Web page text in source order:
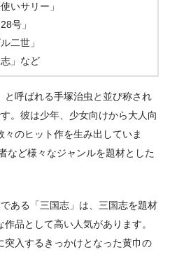
使いサリー」
号」
二世」
志」など
呼ばれる手塚治虫と並び称され
。彼は少年、少女向けから大人向
のヒット作を生み出していま
など様々なジャンルを題材とした
ある「三国志」は、三国志を題材
品として高い人気があります。
突入するきっかけとなった黄巾の